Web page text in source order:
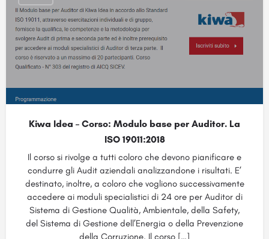
Kiwa Idea – Corso: Modulo base per Auditor. La
ISO 19011:2018
Il corso si rivolge a tutti coloro che devono pianificare e
condurre gli Audit aziendali analizzandone i risultati. E’
destinato, inoltre, a coloro che vogliono successivamente
accedere ai moduli specialistici di 24 ore per Auditor di
Sistema di Gestione Qualità, Ambientale, della Safety,
del Sistema di Gestione dell’Energia o della Prevenzione
della Corruzione. Il corso […]